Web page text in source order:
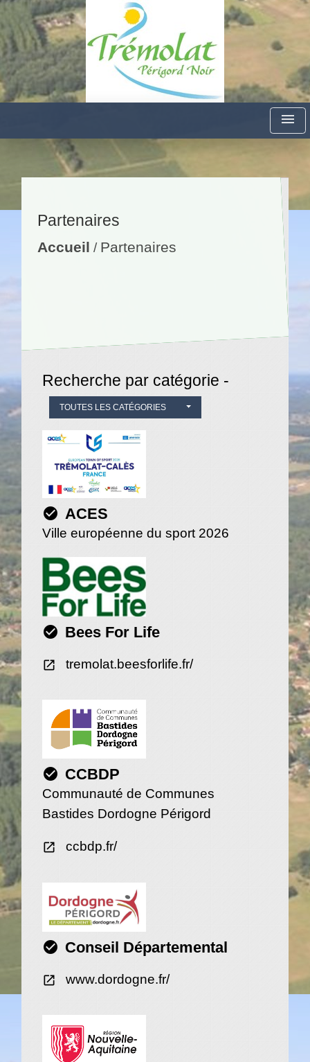
menu
Partenaires
Accueil / Partenaires
Recherche par catégorie -
TOUTES LES CATÉGORIES
check_circle ACES
Ville européenne du sport 2026
check_circle Bees For Life
open_in_new tremolat.beesforlife.fr/
check_circle CCBDP
Communauté de Communes
Bastides Dordogne Périgord
open_in_new ccbdp.fr/
check_circle Conseil Départemental
open_in_new www.dordogne.fr/